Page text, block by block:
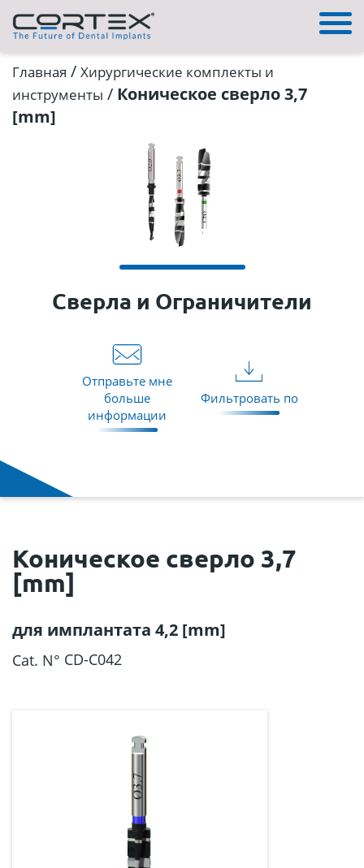
Главная / Хирургические комплекты и
инструменты / Коническое сверло 3,7
[mm]
Сверла и Ограничители
Отправьте мне
больше
информации
Фильтровать по
Коническое сверло 3,7
[mm]
для имплантата 4,2 [mm]
Cat. N° CD-C042